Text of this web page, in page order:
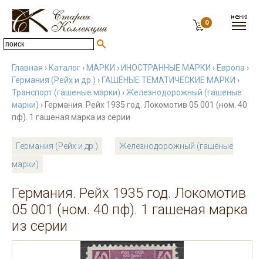
0
Главная › Каталог › МАРКИ › ИНОСТРАННЫЕ МАРКИ › Европа ›
Германия (Рейх и др.) › ГАШЁНЫЕ ТЕМАТИЧЕСКИЕ МАРКИ ›
Транспорт (гашеные марки) ›Железнодорожный (гашеные
марки) › Германия. Рейх 1935 год. Локомотив 05 001 (ном. 40
пф). 1 гашеная марка из серии
Германия (Рейх и др.)
Железнодорожный (гашеные
марки)
Германия. Рейх 1935 год. Локомотив
05 001 (ном. 40 пф). 1 гашеная марка
из серии